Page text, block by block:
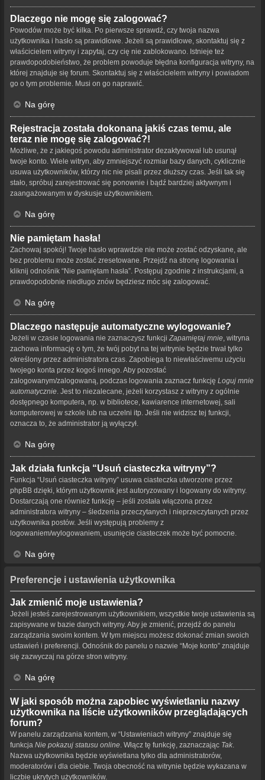
Dlaczego nie mogę się zalogować?
Powodów może być kilka. Po pierwsze sprawdź, czy twoja nazwa
użytkownika i hasło są prawidłowe. Jeżeli są prawidłowe, skontaktuj się z
właścicielem witryny i zapytaj, czy cię nie zablokowano. Istnieje też
prawdopodobieństwo, że problem powoduje błędna konfiguracja witryny, na
której znajduje się forum. Skontaktuj się z właścicielem witryny i powiadom
go o tym problemie. Musi on go naprawić.
Na górę
Rejestracja została dokonana jakiś czas temu, ale
teraz nie mogę się zalogować?!
Możliwe, że z jakiegoś powodu administrator dezaktywował lub usunął
twoje konto. Wiele witryn, aby zmniejszyć rozmiar bazy danych, cyklicznie
usuwa użytkowników, którzy nic nie pisali przez dłuższy czas. Jeśli tak się
stało, spróbuj zarejestrować się ponownie i bądź bardziej aktywnym i
zaangażowanym w dyskusje użytkownikiem.
Na górę
Nie pamiętam hasła!
Zachowaj spokój! Twoje hasło wprawdzie nie może zostać odzyskane, ale
bez problemu może zostać zresetowane. Przejdź na stronę logowania i
kliknij odnośnik “Nie pamiętam hasła”. Postępuj zgodnie z instrukcjami, a
prawdopodobnie niedługo znów będziesz móc się zalogować.
Na górę
Dlaczego następuje automatyczne wylogowanie?
Jeżeli w czasie logowania nie zaznaczysz funkcji Zapamiętaj mnie , witryna
zachowa informację o tym, że twój pobyt na tej witrynie będzie trwał tylko
określony przez administratora czas. Zapobiega to niewłaściwemu użyciu
twojego konta przez kogoś innego. Aby pozostać
zalogowanym/zalogowaną, podczas logowania zaznacz funkcję Loguj mnie
automatycznie . Jest to niezalecane, jeżeli korzystasz z witryny z ogólnie
dostępnego komputera, np. w bibliotece, kawiarence internetowej, sali
komputerowej w szkole lub na uczelni itp. Jeśli nie widzisz tej funkcji,
oznacza to, że administrator ją wyłączył.
Na górę
Jak działa funkcja “Usuń ciasteczka witryny”?
Funkcja “Usuń ciasteczka witryny” usuwa ciasteczka utworzone przez
phpBB dzięki, którym użytkownik jest autoryzowany i logowany do witryny.
Dostarczają one również funkcję – jeśli została włączona przez
administratora witryny – śledzenia przeczytanych i nieprzeczytanych przez
użytkownika postów. Jeśli występują problemy z
logowaniem/wylogowaniem, usunięcie ciasteczek może być pomocne.
Na górę
Preferencje i ustawienia użytkownika
Jak zmienić moje ustawienia?
Jeżeli jesteś zarejestrowanym użytkownikiem, wszystkie twoje ustawienia są
zapisywane w bazie danych witryny. Aby je zmienić, przejdź do panelu
zarządzania swoim kontem. W tym miejscu możesz dokonać zmian swoich
ustawień i preferencji. Odnośnik do panelu o nazwie “Moje konto” znajduje
się zazwyczaj na górze stron witryny.
Na górę
W jaki sposób można zapobiec wyświetlaniu nazwy
użytkownika na liście użytkowników przeglądających
forum?
W panelu zarządzania kontem, w “Ustawieniach witryny” znajduje się
funkcja Nie pokazuj statusu online . Włącz tę funkcję, zaznaczając Tak
Nazwa użytkownika będzie wyświetlana tylko dla administratorów,
moderatorów i dla ciebie. Twoja obecność na witrynie będzie wykazana w
liczbie ukrytych użytkowników.